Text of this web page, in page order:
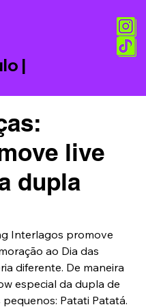
|
live
dupla
Interlagos promove
ao Dia das
diferente. De maneira
especial da dupla de
Patati Patatá.